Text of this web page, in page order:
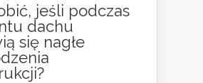
jeśli podczas
dachu
się nagłe